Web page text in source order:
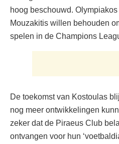
hoog beschouwd.
Mouzakitis willen behouden
spelen in de Champions
De toekomst van Kostoulas
nog meer ontwikkelingen
zeker dat de Piraeus Club
ontvangen voor hun